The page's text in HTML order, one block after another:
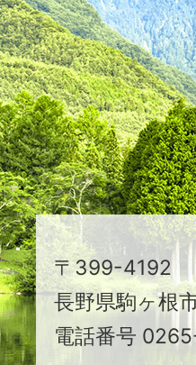
つ
映
え
る
ま
ち
駒
ヶ
根
市
〒399-4192
長野県駒ヶ根
電話番号